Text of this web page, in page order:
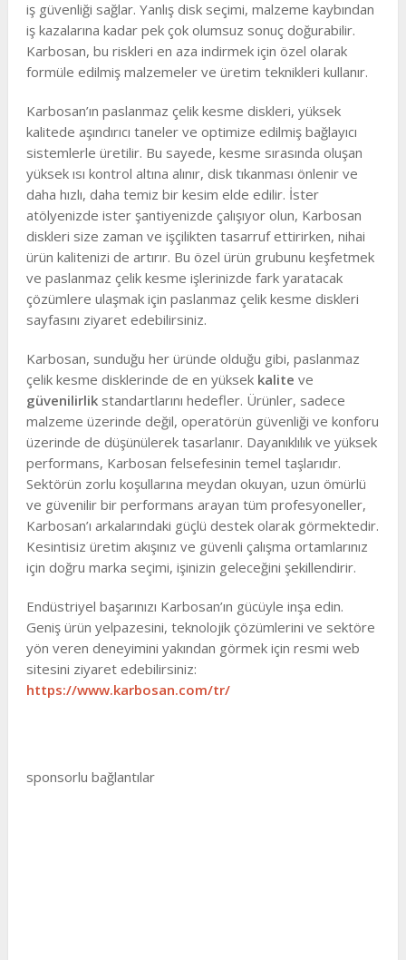
iş güvenliği sağlar. Yanlış disk seçimi, malzeme kaybından
iş kazalarına kadar pek çok olumsuz sonuç doğurabilir.
Karbosan, bu riskleri en aza indirmek için özel olarak
formüle edilmiş malzemeler ve üretim teknikleri kullanır.
Karbosan’ın paslanmaz çelik kesme diskleri, yüksek
kalitede aşındırıcı taneler ve optimize edilmiş bağlayıcı
sistemlerle üretilir. Bu sayede, kesme sırasında oluşan
yüksek ısı kontrol altına alınır, disk tıkanması önlenir ve
daha hızlı, daha temiz bir kesim elde edilir. İster
atölyenizde ister şantiyenizde çalışıyor olun, Karbosan
diskleri size zaman ve işçilikten tasarruf ettirirken, nihai
ürün kalitenizi de artırır. Bu özel ürün grubunu keşfetmek
ve paslanmaz çelik kesme işlerinizde fark yaratacak
çözümlere ulaşmak için paslanmaz çelik kesme diskleri
sayfasını ziyaret edebilirsiniz.
Karbosan, sunduğu her üründe olduğu gibi, paslanmaz
çelik kesme disklerinde de en yüksek kalite ve
güvenilirlikstandartlarını hedefler. Ürünler, sadece
malzeme üzerinde değil, operatörün güvenliği ve konforu
üzerinde de düşünülerek tasarlanır. Dayanıklılık ve yüksek
performans, Karbosan felsefesinin temel taşlarıdır.
Sektörün zorlu koşullarına meydan okuyan, uzun ömürlü
ve güvenilir bir performans arayan tüm profesyoneller,
Karbosan’ı arkalarındaki güçlü destek olarak görmektedir.
Kesintisiz üretim akışınız ve güvenli çalışma ortamlarınız
için doğru marka seçimi, işinizin geleceğini şekillendirir.
Endüstriyel başarınızı Karbosan’ın gücüyle inşa edin.
Geniş ürün yelpazesini, teknolojik çözümlerini ve sektöre
yön veren deneyimini yakından görmek için resmi web
sitesini ziyaret edebilirsiniz:
https://www.karbosan.com/tr/
sponsorlu bağlantılar